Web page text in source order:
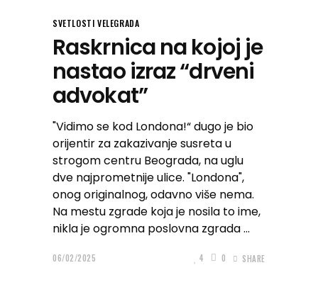
SVETLOSTI VELEGRADA
Raskrnica na kojoj je
nastao izraz “drveni
advokat”
"Vidimo se kod Londona!“ dugo je bio
orijentir za zakazivanje susreta u
strogom centru Beograda, na uglu
dve najprometnije ulice. "Londona",
onog originalnog, odavno više nema.
Na mestu zgrade koja je nosila to ime,
nikla je ogromna poslovna zgrada
06/02/2025 4 0 SHARE